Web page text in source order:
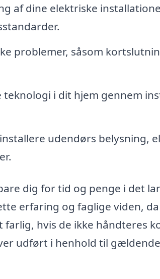
af dine elektriske
problemer, såsom
i dit hjem gennem
udendørs belysning,
dig for tid og penge i det
erfaring og faglige viden,
hvis de ikke håndteres
udført i henhold til